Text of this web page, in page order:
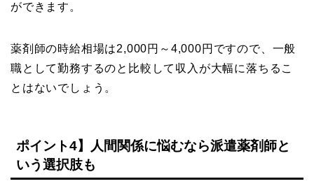
ができます。
薬剤師の時給相場は2,000円～4,000円ですので、一般
職として勤務するのと比較して収入が大幅に落ちるこ
とはないでしょう。
ポイント4】人間関係に悩むなら派遣薬剤師と
いう選択肢も